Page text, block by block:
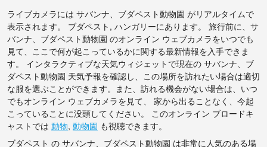
ライブカメラには サバンナ、ブダペスト動物園 がリアルタイムで
表示されます。 ブダペスト, ハンガリーにあります。 旅行前に、サ
バンナ、ブダペスト動物園 のオンライン ウェブカメラをいつでも
見て、ここで何が起こっているかに関する最新情報を入手できま
す。 インタラクティブな天気ウィジェットで現在の サバンナ、ブ
ダペスト動物園 天気予報を確認し、この場所を訪れたい場合は適切
な服を選ぶことができます。また、訪れる機会がない場合は、いつ
でもオンライン ウェブカメラを見て、 家から出ることなく、今起
こっていることに没頭してください。 このオンライン ブロードキ
ャストでは 動物, 動物園 も視聴できます。
ブダペスト の サバンナ、ブダペスト動物園 は非常に人気のある場